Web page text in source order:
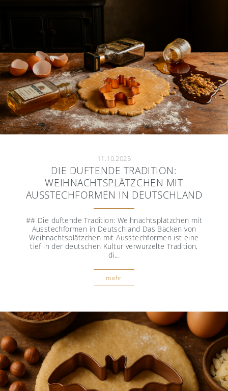
Kundenservice
Reibeplätzchen so einfach aber unendlich
lecker
Ausdehnung der Zusammenarbeit mit
der belgischen Manufaktur Falk Culinair
11.10.2025
DIE DUFTENDE TRADITION:
WEIHNACHTSPLÄTZCHEN MIT
AUSSTECHFORMEN IN DEUTSCHLAND
## Die duftende Tradition: Weihnachtsplätzchen mit
Ausstechformen in Deutschland Das Backen von
Weihnachtsplätzchen mit Ausstechformen ist eine
tief in der deutschen Kultur verwurzelte Tradition,
di...
mehr